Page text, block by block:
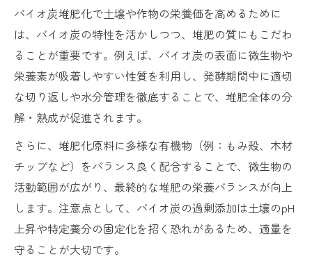
バイオ炭堆肥化で土壌や作物の栄養価を高めるために
は、バイオ炭の特性を活かしつつ、堆肥の質にもこだわ
ることが重要です。例えば、バイオ炭の表面に微生物や
栄養素が吸着しやすい性質を利用し、発酵期間中に適切
な切り返しや水分管理を徹底することで、堆肥全体の分
解・熟成が促進されます。
さらに、堆肥化原料に多様な有機物（例：もみ殻、木材
チップなど）をバランス良く配合することで、微生物の
活動範囲が広がり、最終的な堆肥の栄養バランスが向上
します。注意点として、バイオ炭の過剰添加は土壌のpH
上昇や特定養分の固定化を招く恐れがあるため、適量を
守ることが大切です。